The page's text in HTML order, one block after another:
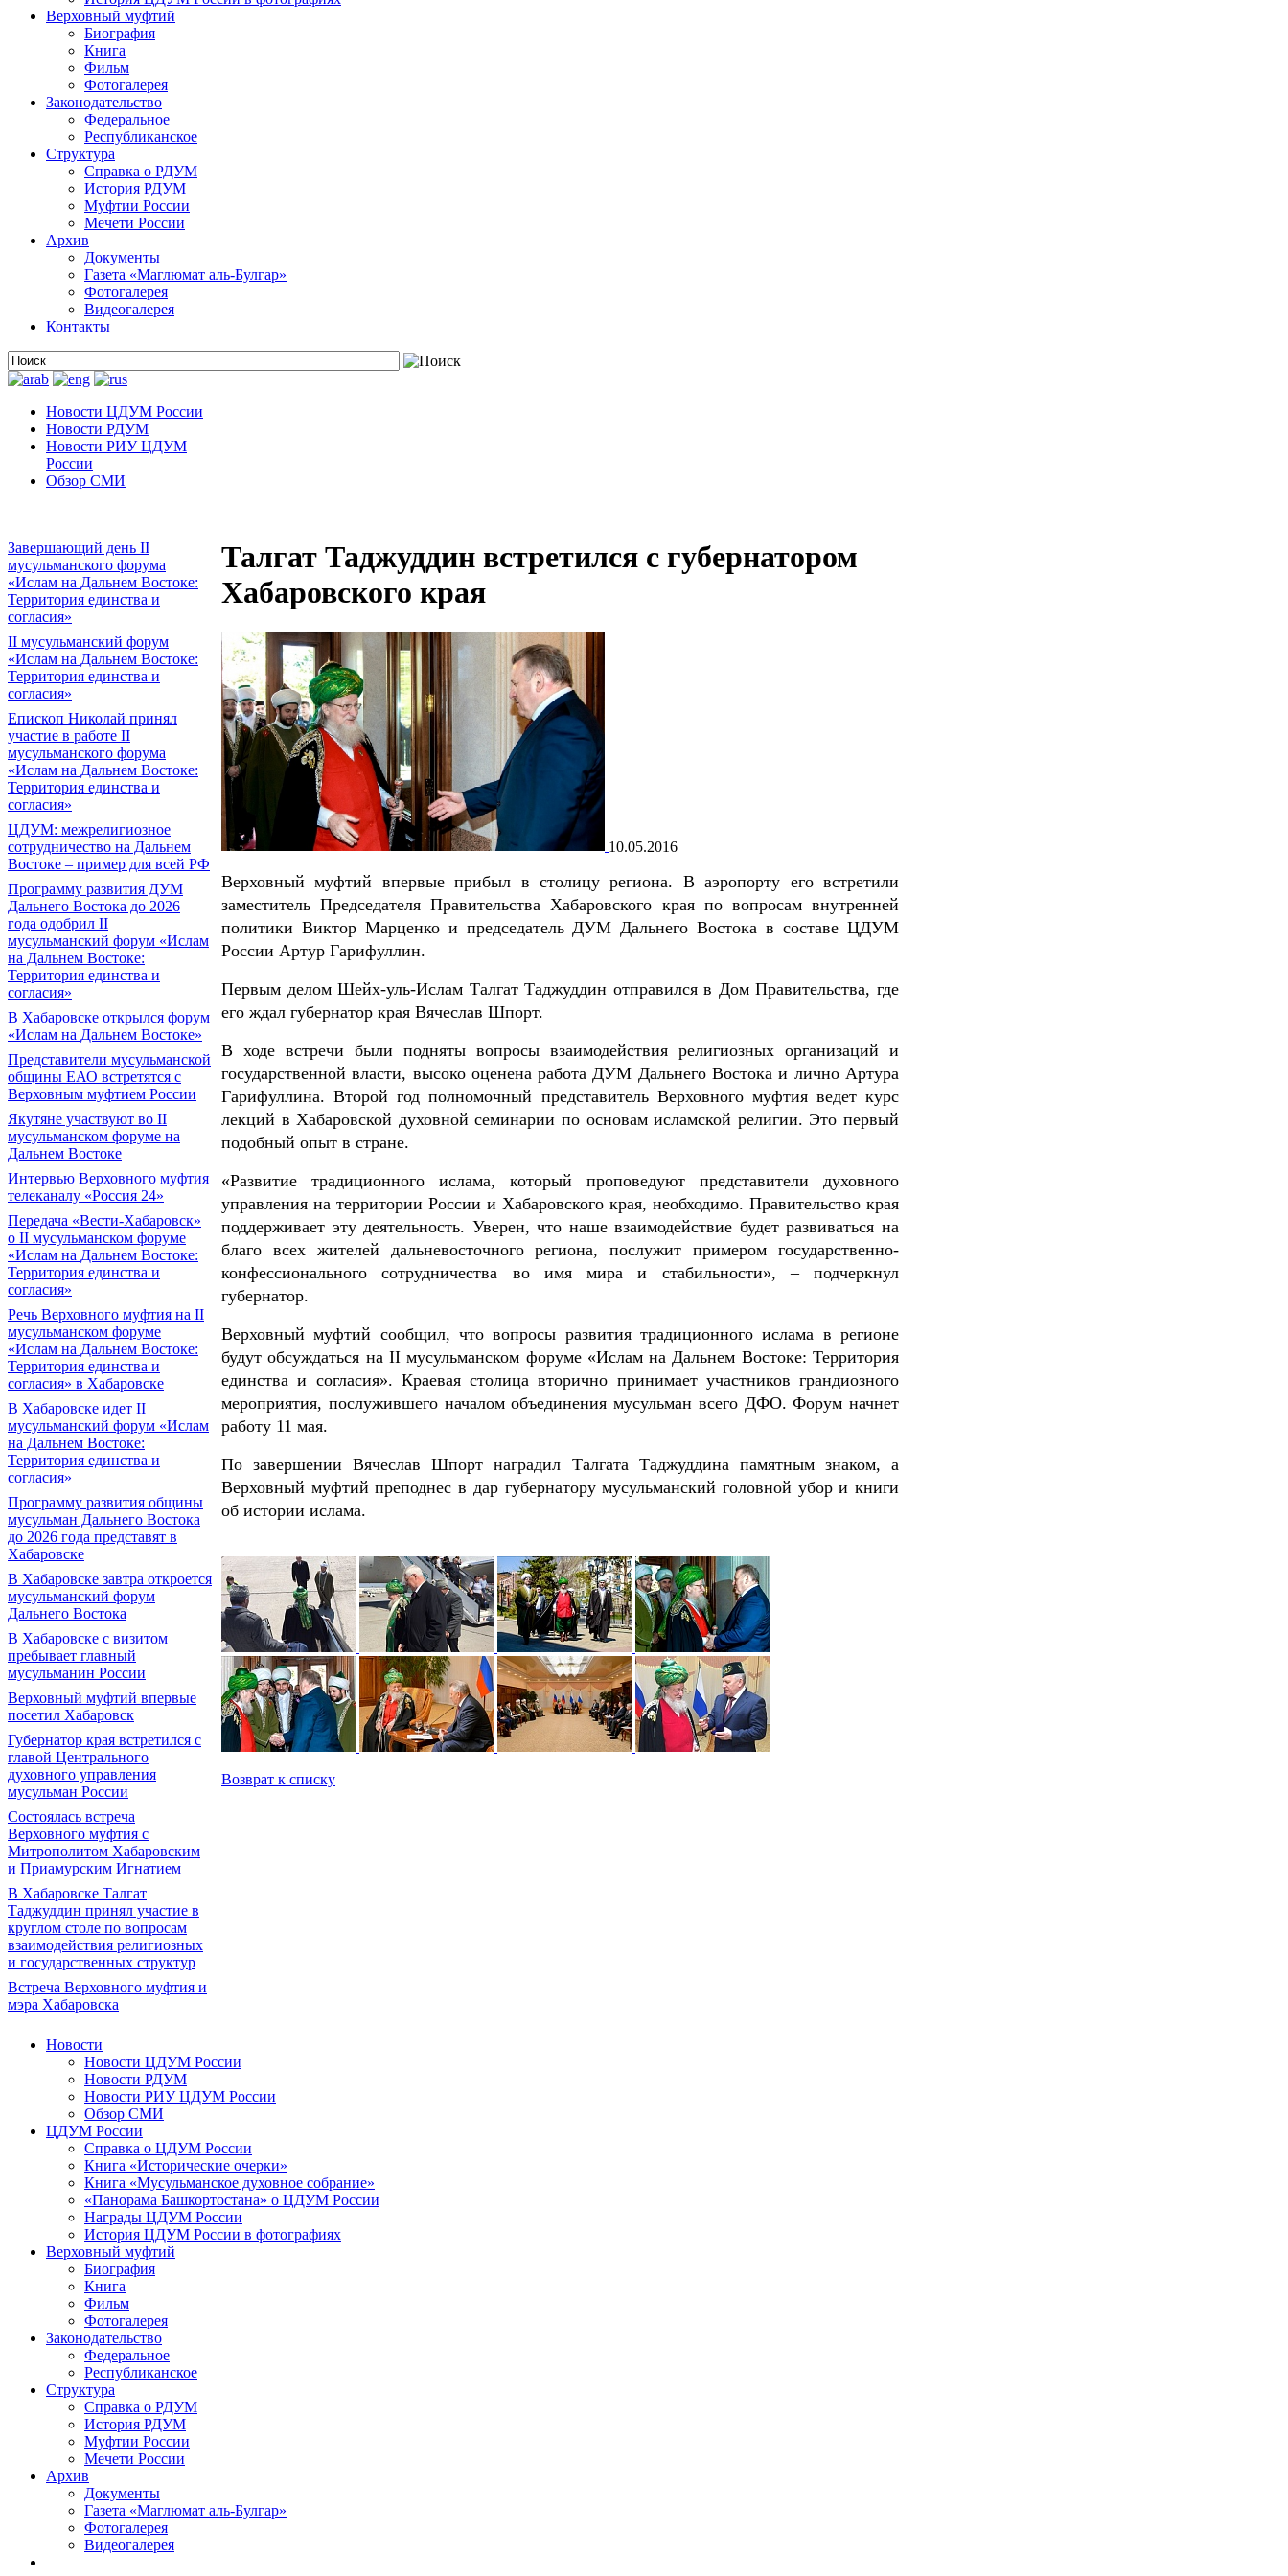
Верховный муфтий
Биография
Книга
Фильм
Фотогалерея
Законодательство
Федеральное
Республиканское
Структура
Справка о РДУМ
История РДУМ
Муфтии России
Мечети России
Архив
Документы
Газета «Маглюмат аль-Булгар»
Фотогалерея
Видеогалерея
Контакты
Новости ЦДУМ России
Новости РДУМ
Новости РИУ ЦДУМ
России
Обзор СМИ
Завершающий день II
мусульманского форума
«Ислам на Дальнем Востоке:
Территория единства и
согласия»
II мусульманский форум
«Ислам на Дальнем Востоке:
Территория единства и
согласия»
Епископ Николай принял
участие в работе II
мусульманского форума
«Ислам на Дальнем Востоке:
Территория единства и
согласия»
ЦДУМ: межрелигиозное
сотрудничество на Дальнем
Востоке – пример для всей РФ
Программу развития ДУМ
Дальнего Востока до 2026
года одобрил II
мусульманский форум «Ислам
на Дальнем Востоке:
Территория единства и
согласия»
В Хабаровске открылся форум
«Ислам на Дальнем Востоке»
Представители мусульманской
общины ЕАО встретятся с
Верховным муфтием России
Якутяне участвуют во II
мусульманском форуме на
Дальнем Востоке
Интервью Верховного муфтия
телеканалу «Россия 24»
Передача «Вести-Хабаровск»
о II мусульманском форуме
«Ислам на Дальнем Востоке:
Территория единства и
согласия»
Речь Верховного муфтия на II
мусульманском форуме
«Ислам на Дальнем Востоке:
Территория единства и
согласия» в Хабаровске
В Хабаровске идет II
мусульманский форум «Ислам
на Дальнем Востоке:
Территория единства и
согласия»
Программу развития общины
мусульман Дальнего Востока
до 2026 года представят в
Хабаровске
В Хабаровске завтра откроется
мусульманский форум
Дальнего Востока
В Хабаровске с визитом
пребывает главный
мусульманин России
Верховный муфтий впервые
посетил Хабаровск
Губернатор края встретился с
главой Центрального
духовного управления
мусульман России
Состоялась встреча
Верховного муфтия с
Митрополитом Хабаровским
и Приамурским Игнатием
В Хабаровске Талгат
Таджуддин принял участие в
круглом столе по вопросам
взаимодействия религиозных
и государственных структур
Встреча Верховного муфтия и
мэра Хабаровска
Талгат Таджуддин встретился с губернатором
Хабаровского края
10.05.2016
Верховный муфтий впервые прибыл в столицу региона. В аэропорту его встретили
заместитель Председателя Правительства Хабаровского края по вопросам внутренней
политики Виктор Марценко и председатель ДУМ Дальнего Востока в составе ЦДУМ
России Артур Гарифуллин.
Первым делом Шейх-уль-Ислам Талгат Таджуддин отправился в Дом Правительства, где
его ждал губернатор края Вячеслав Шпорт.
В ходе встречи были подняты вопросы взаимодействия религиозных организаций и
государственной власти, высоко оценена работа ДУМ Дальнего Востока и лично Артура
Гарифуллина. Второй год полномочный представитель Верховного муфтия ведет курс
лекций в Хабаровской духовной семинарии по основам исламской религии. Это первый
подобный опыт в стране.
«Развитие традиционного ислама, который проповедуют представители духовного
управления на территории России и Хабаровского края, необходимо. Правительство края
поддерживает эту деятельность. Уверен, что наше взаимодействие будет развиваться на
благо всех жителей дальневосточного региона, послужит примером государственно-
конфессионального сотрудничества во имя мира и стабильности», – подчеркнул
губернатор.
Верховный муфтий сообщил, что вопросы развития традиционного ислама в регионе
будут обсуждаться на II мусульманском форуме «Ислам на Дальнем Востоке: Территория
единства и согласия». Краевая столица вторично принимает участников грандиозного
мероприятия, послужившего началом объединения мусульман всего ДФО. Форум начнет
работу 11 мая.
По завершении Вячеслав Шпорт наградил Талгата Таджуддина памятным знаком, а
Верховный муфтий преподнес в дар губернатору мусульманский головной убор и книги
об истории ислама.
Возврат к списку
Новости
Новости ЦДУМ России
Новости РДУМ
Новости РИУ ЦДУМ России
Обзор СМИ
ЦДУМ России
Справка о ЦДУМ России
Книга «Исторические очерки»
Книга «Мусульманское духовное собрание»
«Панорама Башкортостана» о ЦДУМ России
Награды ЦДУМ России
История ЦДУМ России в фотографиях
Верховный муфтий
Биография
Книга
Фильм
Фотогалерея
Законодательство
Федеральное
Республиканское
Структура
Справка о РДУМ
История РДУМ
Муфтии России
Мечети России
Архив
Документы
Газета «Маглюмат аль-Булгар»
Фотогалерея
Видеогалерея